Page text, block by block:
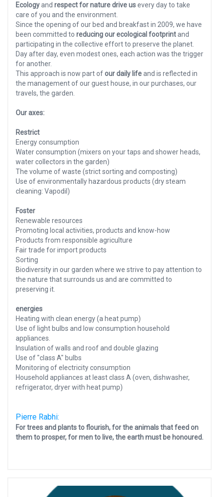
Ecologyand respect for nature drive usevery day to take
care of you and the environment.
Since the opening of our bed and breakfast in 2009, we have
been committed to reducing our ecological footprintand
participating in the collective effort to preserve the planet.
Day after day, even modest ones, each action was the trigger
for another.
This approach is now part ofour daily lifeand is reflected in
the management of our guest house, in our purchases, our
travels, the garden.
Our axes:
Restrict
Energy consumption
Water consumption (mixers on your taps and shower heads,
water collectors in the garden)
The volume of waste (strict sorting and composting)
Use of environmentally hazardous products (dry steam
cleaning: Vapodil)
Foster
Renewable resources
Promoting local activities, products and know-how
Products from responsible agriculture
Fair trade for import products
Sorting
Biodiversity in our garden where we strive to pay attention to
the nature that surrounds us and are committed to
preserving it.
energies
Heating with clean energy (a heat pump)
Use of light bulbs and low consumption household
appliances.
Insulation of walls and roof and double glazing
Use of "class A" bulbs
Monitoring of electricity consumption
Household appliances at least class A (oven, dishwasher,
refrigerator, dryer with heat pump)
Pierre Rabhi:
For trees and plants to flourish, for the animals that feed on
them to prosper, for men to live, the earth must be honoured.